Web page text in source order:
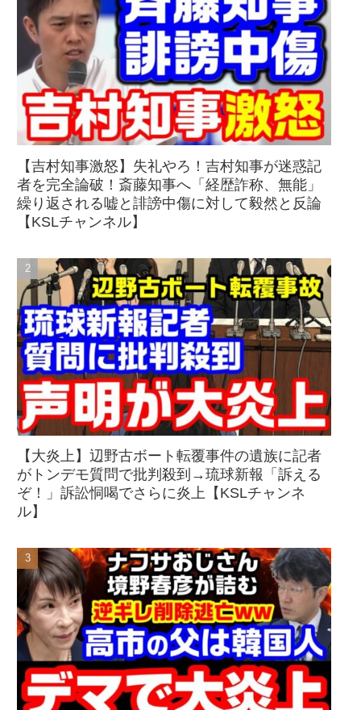
【吉村知事激怒】失礼やろ！吉村知事が迷惑記
者を完全論破！斎藤知事へ「経歴詐称、無能」
繰り返される嘘と誹謗中傷に対して毅然と反論
【KSLチャンネル】
【大炎上】辺野古ボート転覆事件の遺族に記者
がトンデモ質問で批判殺到→琉球新報「訴える
ぞ！」訴訟恫喝でさらに炎上【KSLチャンネ
ル】